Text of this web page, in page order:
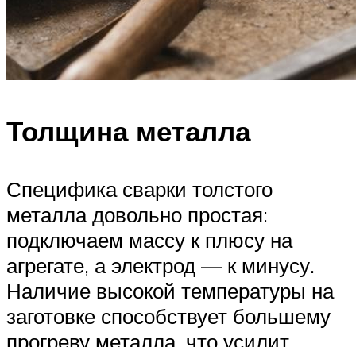
Толщина металла
Специфика сварки толстого
металла довольно простая:
подключаем массу к плюсу на
агрегате, а электрод — к минусу.
Наличие высокой температуры на
заготовке способствует большему
прогреву металла, что усилит